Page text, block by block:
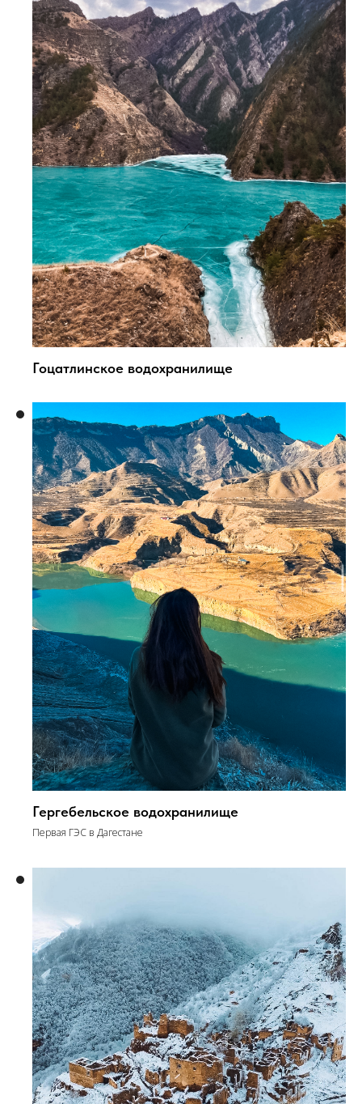
Гоцатлинское водохранилище
Гергебельское водохранилище
Первая ГЭС в Дагестане